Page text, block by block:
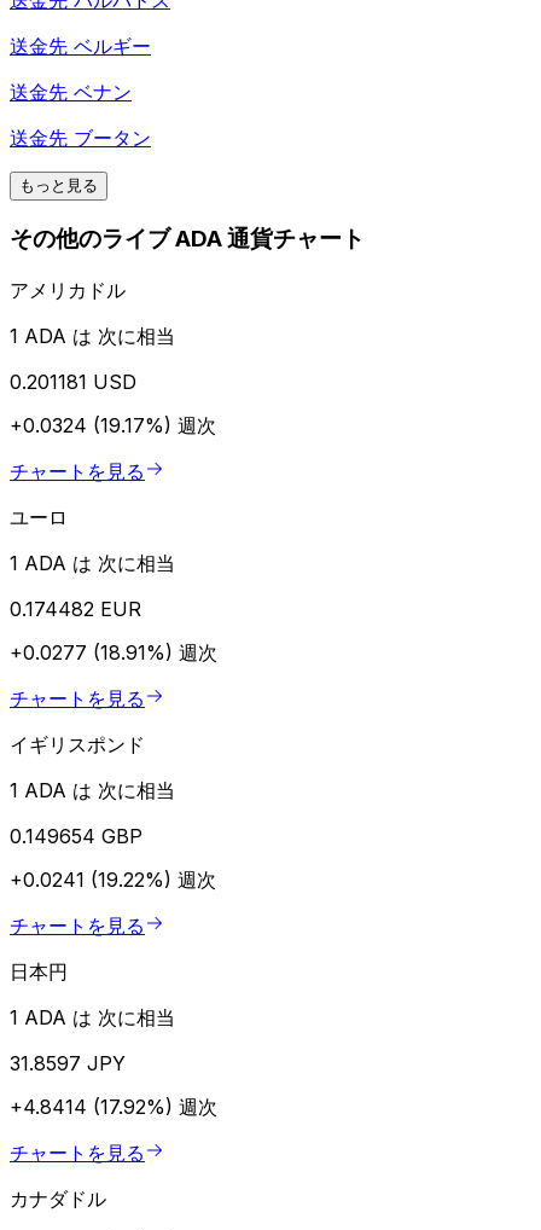
送金先 ベルギー
送金先 ベナン
送金先 ブータン
もっと見る
その他のライブ ADA 通貨チャート
アメリカドル
1 ADA は 次に相当
0.201181 USD
+0.0324 (19.17%) 週次
チャートを見る
ユーロ
1 ADA は 次に相当
0.174482 EUR
+0.0277 (18.91%) 週次
チャートを見る
イギリスポンド
1 ADA は 次に相当
0.149654 GBP
+0.0241 (19.22%) 週次
チャートを見る
日本円
1 ADA は 次に相当
31.8597 JPY
+4.8414 (17.92%) 週次
チャートを見る
カナダドル